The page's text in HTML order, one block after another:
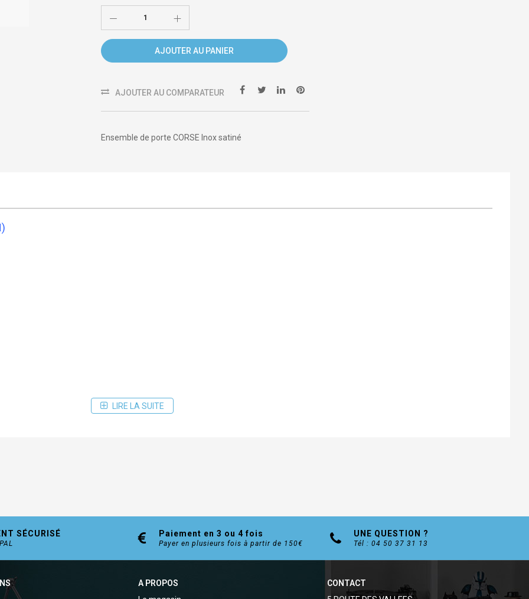
AJOUTER AU PANIER
AJOUTER AU COMPARATEUR
Ensemble de porte CORSE Inox satiné
LIRE LA SUITE
SÉCURISÉ Paiement en 3 ou 4 fois
Payer en plusieurs fois à partir de 150€
UNE QUESTION ?
Tél : 04 50 37 31 13
A PROPOS
CONTACT